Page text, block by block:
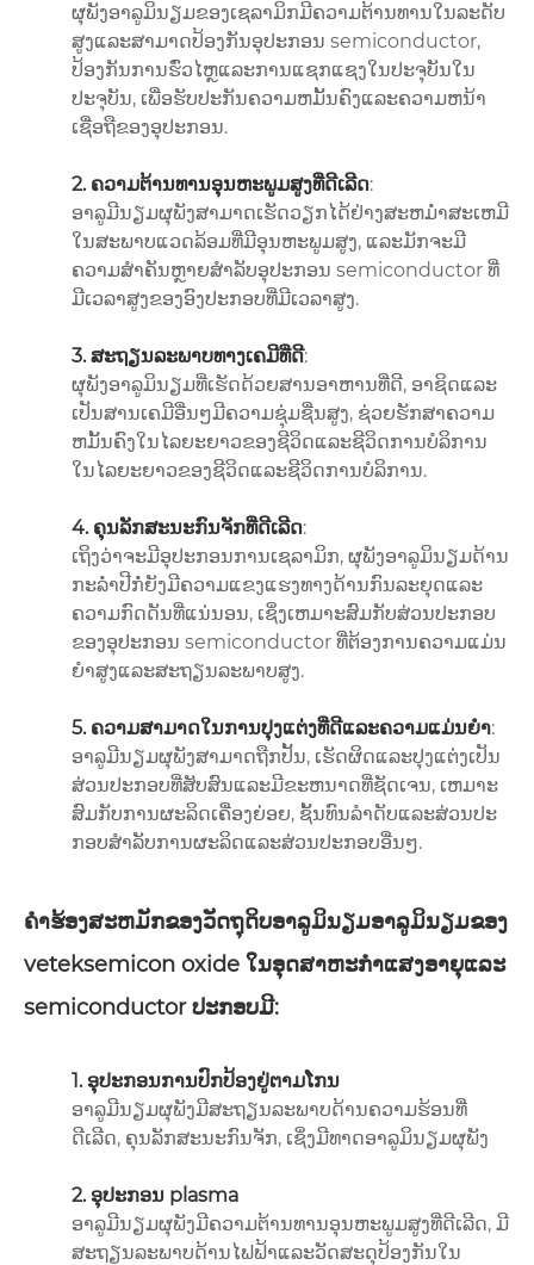
ຜຸພັງອາລູມິນຽມຂອງເຊລາມິກມີຄວາມຕ້ານທານໃນລະດັບ
ສູງແລະສາມາດປ້ອງກັນອຸປະກອນ semiconductor,
ປ້ອງກັນການຮົ່ວໄຫຼແລະການແຊກແຊງໃນປະຈຸບັນໃນ
ປະຈຸບັນ, ເພື່ອຮັບປະກັນຄວາມຫມັ້ນຄົງແລະຄວາມຫນ້າ
ເຊື່ອຖືຂອງອຸປະກອນ.
2. ຄວາມຕ້ານທານອຸນຫະພູມສູງທີ່ດີເລີດ:
ອາລູມີນຽມຜຸພັງສາມາດເຮັດວຽກໄດ້ຢ່າງສະຫມໍ່າສະເຫມີ
ໃນສະພາບແວດລ້ອມທີ່ມີອຸນຫະພູມສູງ, ແລະມັກຈະມີ
ຄວາມສໍາຄັນຫຼາຍສໍາລັບອຸປະກອນ semiconductor ທີ່
ມີເວລາສູງຂອງອົງປະກອບທີ່ມີເວລາສູງ.
3. ສະຖຽນລະພາບທາງເຄມີທີ່ດີ:
ຜຸພັງອາລູມິນຽມທີ່ເຮັດດ້ວຍສານອາຫານທີ່ດີ, ອາຊິດແລະ
ເປັນສານເຄມີອື່ນໆມີຄວາມຊຸ່ມຊື່ນສູງ, ຊ່ວຍຮັກສາຄວາມ
ຫມັ້ນຄົງໃນໄລຍະຍາວຂອງຊີວິດແລະຊີວິດການບໍລິການ
ໃນໄລຍະຍາວຂອງຊີວິດແລະຊີວິດການບໍລິການ.
4. ຄຸນລັກສະນະກົນຈັກທີ່ດີເລີດ:
ເຖິງວ່າຈະມີອຸປະກອນການເຊລາມິກ, ຜຸພັງອາລູມິນຽມດ້ານ
ກະລໍ່າປີກໍ່ຍັງມີຄວາມແຂງແຮງທາງດ້ານກົນລະຍຸດແລະ
ຄວາມກົດດັນທີ່ແນ່ນອນ, ເຊິ່ງເຫມາະສົມກັບສ່ວນປະກອບ
ຂອງອຸປະກອນ semiconductor ທີ່ຕ້ອງການຄວາມແມ່ນ
ຍໍາສູງແລະສະຖຽນລະພາບສູງ.
5. ຄວາມສາມາດໃນການປຸງແຕ່ງທີ່ດີແລະຄວາມແມ່ນຍໍາ:
ອາລູມີນຽມຜຸພັງສາມາດຖືກປັ້ນ, ເຮັດຜິດແລະປຸງແຕ່ງເປັນ
ສ່ວນປະກອບທີ່ສັບສົນແລະມີຂະຫນາດທີ່ຊັດເຈນ, ເຫມາະ
ສົມກັບການຜະລິດເຄື່ອງຍ່ອຍ, ຊັ້ນທົນລໍາດັບແລະສ່ວນປະ
ກອບສໍາລັບການຜະລິດແລະສ່ວນປະກອບອື່ນໆ.
ຄໍາຮ້ອງສະຫມັກຂອງວັດຖຸດິບອາລູມິນຽມອາລູມິນຽມຂອງ
veteksemicon oxide ໃນອຸດສາຫະກໍາແສງອາຍຸແລະ
semiconductor ປະກອບມີ:
1. ອຸປະກອນການປົກປ້ອງຢູ່ຕາມໂກນ
ອາລູມີນຽມຜຸພັງມີສະຖຽນລະພາບດ້ານຄວາມຮ້ອນທີ່
ດີເລີດ, ຄຸນລັກສະນະກົນຈັກ, ເຊິ່ງມີທາດອາລູມິນຽມຜຸພັງ
2. ອຸປະກອນ plasma
ອາລູມີນຽມຜຸພັງມີຄວາມຕ້ານທານອຸນຫະພູມສູງທີ່ດີເລີດ, ມີ
ສະຖຽນລະພາບດ້ານໄຟຟ້າແລະວັດສະດຸປ້ອງກັນໃນ